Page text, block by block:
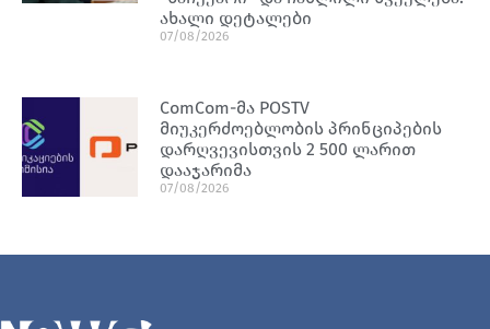
ახალი დეტალები
07/08/2026
ComCom-მა POSTV
მიუკერძოებლობის პრინციპების
დარღვევისთვის 2 500 ლარით
დააჯარიმა
07/08/2026